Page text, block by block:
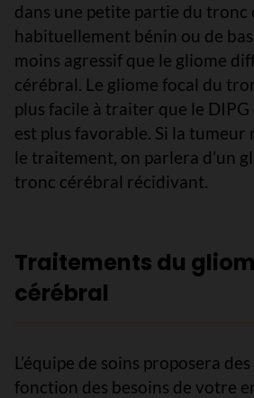
dans une petite partie du tronc
habituellement bénin ou de
moins agressif que le gliome
cérébral. Le gliome focal du
plus facile à traiter que le
est plus favorable. Si la tumeur
le traitement, on parlera d’un
tronc cérébral récidivant.
Traitements du
cérébral
L’équipe de soins proposera
fonction des besoins de votre